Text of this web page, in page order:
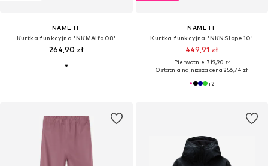
NAME IT
Kurtka funkcyjna 'NKMAlfa08'
264,90 zł
NAME IT
Kurtka funkcyjna 'NKNSlope10'
449,91 zł
Pierwotnie: 719,90 zł
Ostatnia najniższa cena:256,74 zł
+2